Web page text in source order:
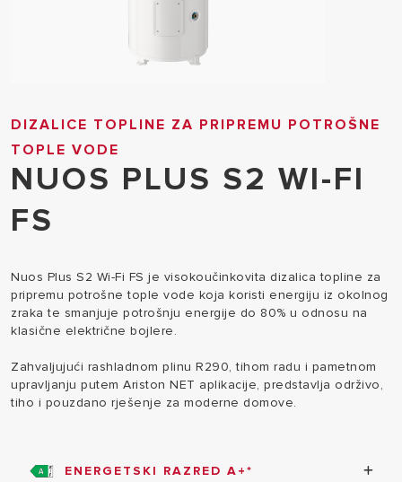
DIZALICE TOPLINE ZA PRIPREMU POTROŠNE
TOPLE VODE
NUOS PLUS S2 WI-FI
FS
Nuos Plus S2 Wi-Fi FS je visokoučinkovita dizalica topline za
pripremu potrošne tople vode koja koristi energiju iz okolnog
zraka te smanjuje potrošnju energije do 80% u odnosu na
klasične električne bojlere.
Zahvaljujući rashladnom plinu R290, tihom radu i pametnom
upravljanju putem Ariston NET aplikacije, predstavlja održivo,
tiho i pouzdano rješenje za moderne domove.
ENERGETSKI RAZRED A+*